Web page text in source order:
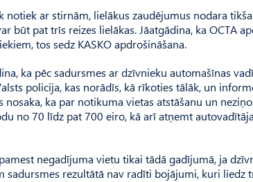
notiek ar stirnām, lielākus zaudējumus nodara
būt pat trīs reizes lielākas. Jāatgādina, ka OCTA
tos sedz KASKO apdrošināšana.
ka pēc sadursmes ar dzīvnieku automašīnas
policija, kas norādīs, kā rīkoties tālāk, un
nosaka, ka par notikuma vietas atstāšanu un
no 70 līdz pat 700 eiro, kā arī atņemt
negadījuma vietu tikai tādā gadījumā, ja
sadursmes rezultātā nav radīti bojājumi, kuri liedz